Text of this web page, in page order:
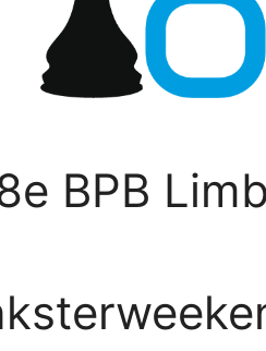
BPB